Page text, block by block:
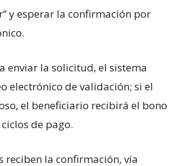
y esperar la confirmación por
enviar la solicitud, el sistema
electrónico de validación; si el
el beneficiario recibirá el bono
de pago.
reciben la confirmación, vía